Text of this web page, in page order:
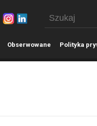
Obserwowane Polityka